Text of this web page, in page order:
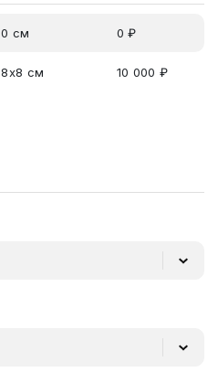
0 см 0 ₽
8x8 см 10 000 ₽